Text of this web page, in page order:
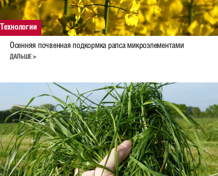
Технологии
Осенняя почвенная подкормка рапса микроэлементами
ДАЛЬШЕ >
Рапс
Гибриды ярового рапса
Овес
Тритикале озимая
Ячмень яровой
Пшеница озимая и яровая
Рожь озимая